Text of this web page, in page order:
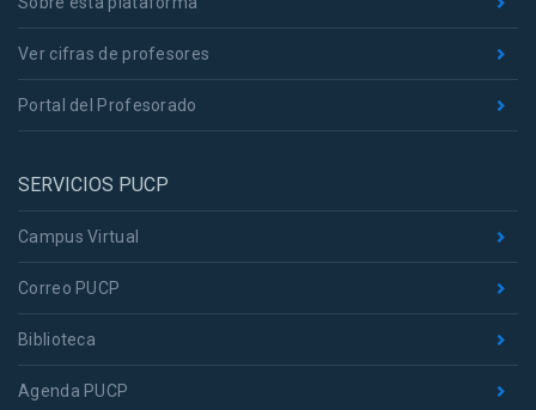
Ver cifras de profesores
Portal del Profesorado
SERVICIOS PUCP
Campus Virtual
Correo PUCP
Biblioteca
Agenda PUCP